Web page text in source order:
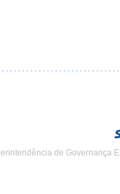
de Governança